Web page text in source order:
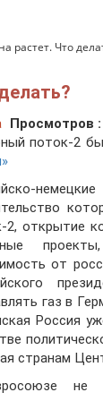
растет. Что
Просмотров :
поток-2
2, открытие
от
газ в
Россия
странам
не